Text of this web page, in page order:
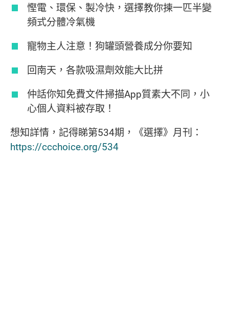
慳電、環保、製冷快，選擇教你揀一匹半變
頻式分體冷氣機
寵物主人注意！狗罐頭營養成分你要知
回南天，各款吸濕劑效能大比拼
仲話你知免費文件掃描App質素大不同，小
心個人資料被存取！
想知詳情，記得睇第534期，《選擇》月刊：
https://ccchoice.org/534